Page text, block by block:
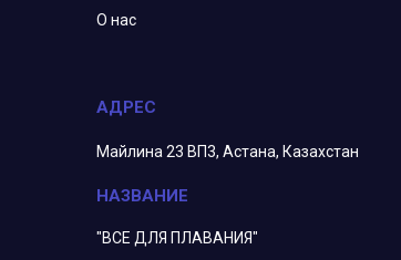
О нас
Майлина 23 ВП3, Астана, Казахстан
"ВСЕ ДЛЯ ПЛАВАНИЯ"